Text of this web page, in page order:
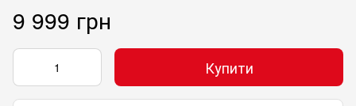
9 999 грн
Купити